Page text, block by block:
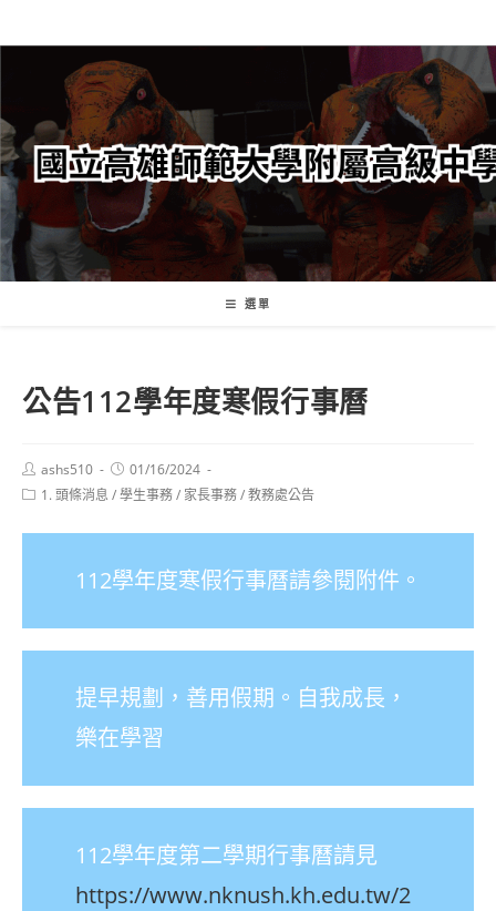
轉
要
內
容
選單
公告112學年度寒假行事曆
Post
author:
ashs510
Post
published:
01/16/2024
Post1. 頭條消息 /學生事務/ 家長事務/教務處公告
112學年度寒假行事曆請參閱附件。
提早規劃，善用假期。自我成長，
樂在學習
112學年度第二學期行事曆請見
https://www.nknush.kh.edu.tw/2